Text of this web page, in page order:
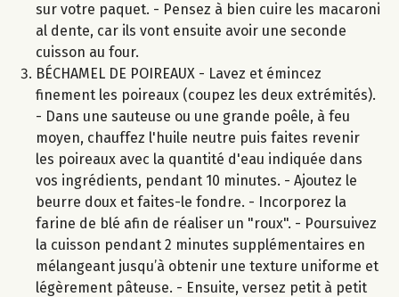
sur votre paquet. - Pensez à bien cuire les macaroni
al dente, car ils vont ensuite avoir une seconde
cuisson au four.
BÉCHAMEL DE POIREAUX - Lavez et émincez
finement les poireaux (coupez les deux extrémités).
- Dans une sauteuse ou une grande poêle, à feu
moyen, chauffez l'huile neutre puis faites revenir
les poireaux avec la quantité d'eau indiquée dans
vos ingrédients, pendant 10 minutes. - Ajoutez le
beurre doux et faites-le fondre. - Incorporez la
farine de blé afin de réaliser un "roux". - Poursuivez
la cuisson pendant 2 minutes supplémentaires en
mélangeant jusqu’à obtenir une texture uniforme et
légèrement pâteuse. - Ensuite, versez petit à petit